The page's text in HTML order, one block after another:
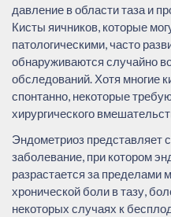
давление в области таза и
Кисты яичников, которые
патологическими, часто
обнаруживаются случайно
обследований. Хотя многие
спонтанно, некоторые
хирургического
Эндометриоз представляет
заболевание, при котором
разрастается за пределами
хронической боли в тазу,
некоторых случаях к